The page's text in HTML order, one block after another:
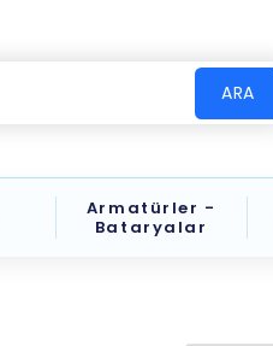
ARA
Armatürler -
Bataryalar